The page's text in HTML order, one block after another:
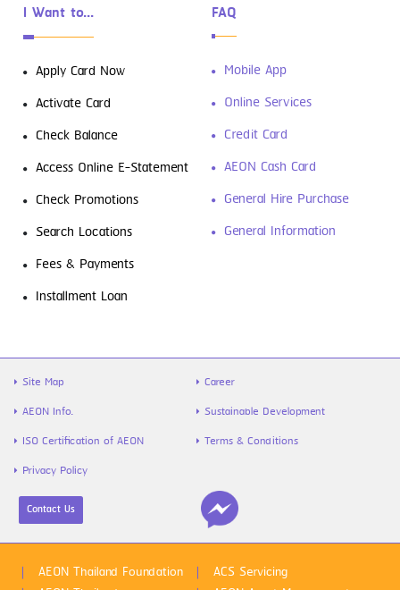
ดาวน์โหลดฟรี! 4 แอปการเงินที่ต้องมีติด
รู้จัก “สินเชื่อส่วนบุคคล” ตัวช่วยเงิน
ขาดมือ พร้อมวิธีใช้ให้คุ้ม และไม่เป็นหนี้ซ้ำ
ไข้หวัดใหญ่สายพันธุ์ A VS B ต่างกันยัง
ไง พร้อมวิธีป้องกันก่อนป่วย
I Want to...
Apply Card Now
Activate Card
Check Balance
Access Online E-Statement
Check Promotions
Search Locations
Fees & Payments
Installment Loan
FAQ
Mobile App
Online Services
Credit Card
AEON Cash Card
General Hire Purchase
General Information
Site Map
Career
AEON Info.
Sustainable Development
ISO Certification of AEON
Terms & Conditions
Privacy Policy
Contact Us
AEON Thailand Foundation
ACS Servicing